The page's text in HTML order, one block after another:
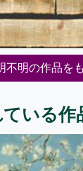
不明の作品を
いる作